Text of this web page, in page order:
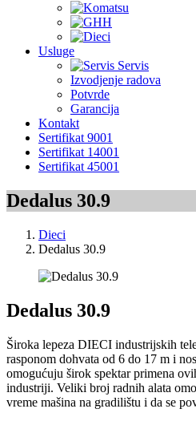
Usluge
Servis
Izvodjenje radova
Potvrde
Garancija
Kontakt
Sertifikat 9001
Sertifikat 14001
Sertifikat 45001
Dedalus 30.9
Dieci
Dedalus 30.9
Dedalus 30.9
Široka lepeza DIECI industrijskih
rasponom dohvata od 6 do 17 m i
omogućuju širok spektar primena
industriji. Veliki broj radnih alata
vreme mašina na gradilištu i da se